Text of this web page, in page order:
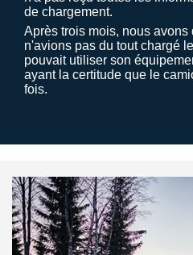
de chargement.
Après trois mois, nous
n'avions pas du tout chargé
pouvait utiliser son
ayant la certitude que le
fois.